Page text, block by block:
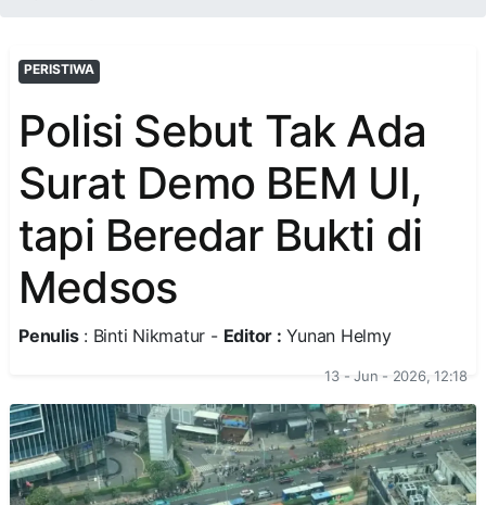
PERISTIWA
Polisi Sebut Tak Ada
Surat Demo BEM UI,
tapi Beredar Bukti di
Medsos
Penulis: Binti Nikmatur - Editor : Yunan Helmy
13 - Jun - 2026, 12:18